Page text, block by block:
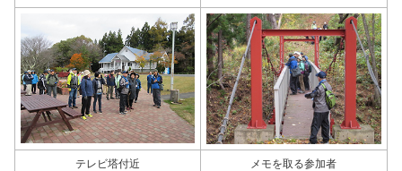
テレビ塔付近 メモを取る参加者